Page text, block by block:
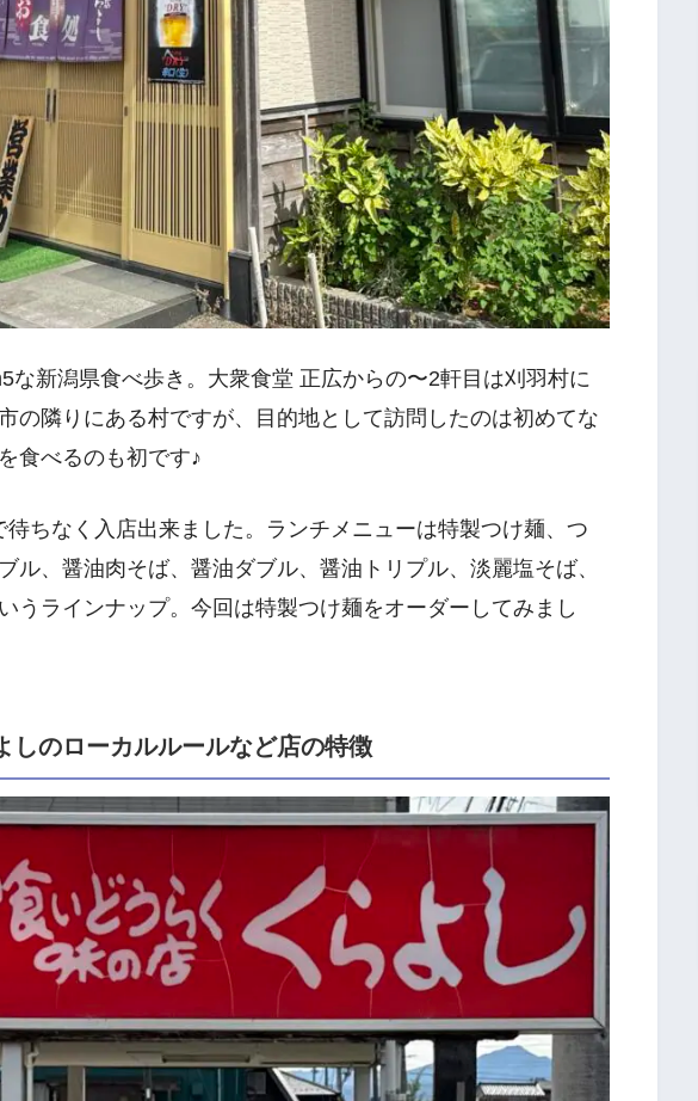
な新潟県食べ歩き。大衆食堂 正広からの〜2軒目は刈羽村に
の隣りにある村ですが、目的地として訪問したのは初めてな
食べるのも初です♪
ちなく入店出来ました。ランチメニューは特製つけ麺、つ
ル、醤油肉そば、醤油ダブル、醤油トリプル、淡麗塩そば、
うラインナップ。今回は特製つけ麺をオーダーしてみまし
しのローカルルールなど店の特徴